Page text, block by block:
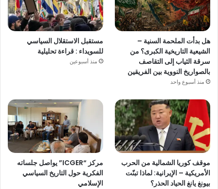
هل بدأت الملحمة السنية –
الشيعية التاريخية الكبرى؟ من
سرقة الثياب إلى التقاصف
بالصواريخ النووية بين الفريقين
منذ أسبوع واحد
مستقبل الاستقلال السياسي
للسويداء : قراءة تحليلية
منذ أسبوعين
موقف كوريا الشمالية من الحرب
الأمريكية – الإيرانية: لماذا تبنّت
بيونغ يانغ الحياد الحذر؟
مركز “ICGER” يواصل جلساته
الفكرية حول التاريخ السياسي
الإسلامي